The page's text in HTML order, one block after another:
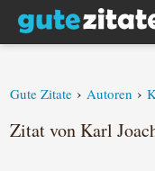
Gute Zitate › Autoren ›
Zitat von Karl